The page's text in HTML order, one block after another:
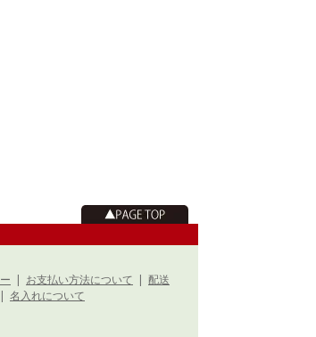
| お支払い方法について | 配送
| 名入れについて